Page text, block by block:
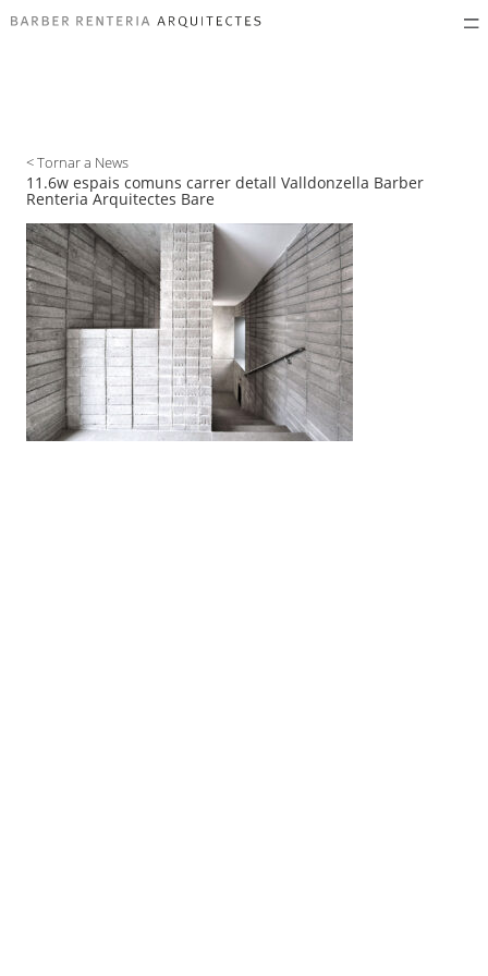
< Tornar a News
11.6w espais comuns carrer detall Valldonzella Barber
Renteria Arquitectes Bare